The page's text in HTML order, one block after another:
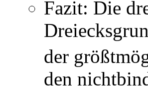
Fazit: Die
der
den